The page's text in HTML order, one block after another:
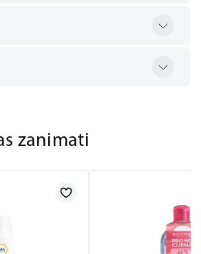
zanimati